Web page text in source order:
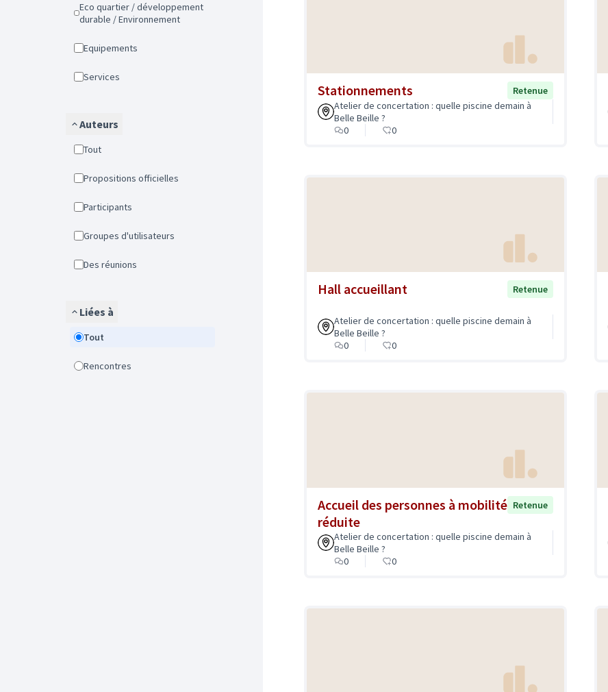
Eco quartier / développement
durable / Environnement
Equipements
Services
Auteurs
Tout
Propositions officielles
Participants
Groupes d'utilisateurs
Des réunions
Liées à
Tout
Rencontres
Stationnements
Retenue
Atelier de concertation : quelle piscine demain à
Belle Beille ?
0
0
Hall accueillant Retenue
Atelier de concertation : quelle piscine demain à
Belle Beille ?
0
0
Accueil des personnes à mobilité
réduite
Retenue
Atelier de concertation : quelle piscine demain à
Belle Beille ?
0
0